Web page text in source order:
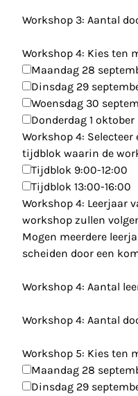
Workshop 3: Aantal
Workshop 4: Kies ten
Maandag 28
Dinsdag 29
Woensdag 30
Donderdag 1 oktober
Workshop 4:
tijdblok waarin de
Tijdblok 9:00-12:00
Tijdblok 13:00-16:00
Workshop 4: Leerjaar
workshop zullen
Mogen meerdere
scheiden door een
Workshop 4: Aantal
Workshop 4: Aantal
Workshop 5: Kies ten
Maandag 28
Dinsdag 29